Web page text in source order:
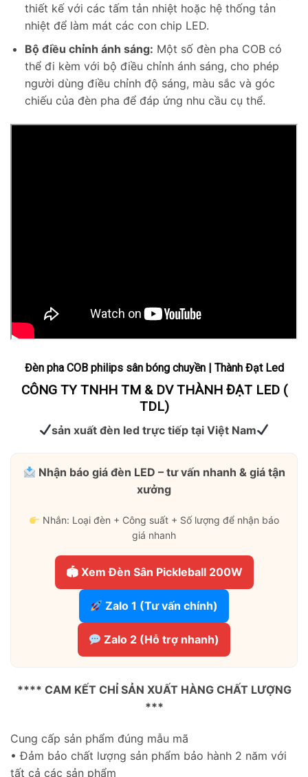
thiết kế với các tấm tản nhiệt hoặc hệ thống tản
nhiệt để làm mát các con chip LED.
Bộ điều chỉnh ánh sáng: Một số đèn pha COB có
thể đi kèm với bộ điều chỉnh ánh sáng, cho phép
người dùng điều chỉnh độ sáng, màu sắc và góc
chiếu của đèn pha để đáp ứng nhu cầu cụ thể.
Đèn pha COB philips sân bóng chuyền | Thành Đạt Led
CÔNG TY TNHH TM & DV THÀNH ĐẠT LED (
TDL)
sản xuất đèn led trực tiếp tại Việt Nam
Nhận báo giá đèn LED – tư vấn nhanh & giá tận
xưởng
Nhắn: Loại đèn + Công suất + Số lượng để nhận báo
giá nhanh
🏟 Xem Đèn Sân Pickleball 200W
Zalo 1 (Tư vấn chính)
Zalo 2 (Hỗ trợ nhanh)
**** CAM KẾT CHỈ SẢN XUẤT HÀNG CHẤT LƯỢNG
***
Cung cấp sản phẩm đúng mẫu mã
• Đảm bảo chất lượng sản phẩm bảo hành 2 năm với
tất cả các sản phẩm